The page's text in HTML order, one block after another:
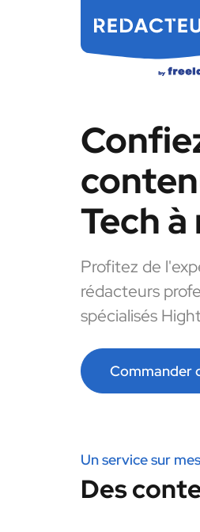
Tech
Profitez de
rédacteurs
spécialisés
Commander
Un service sur
Des